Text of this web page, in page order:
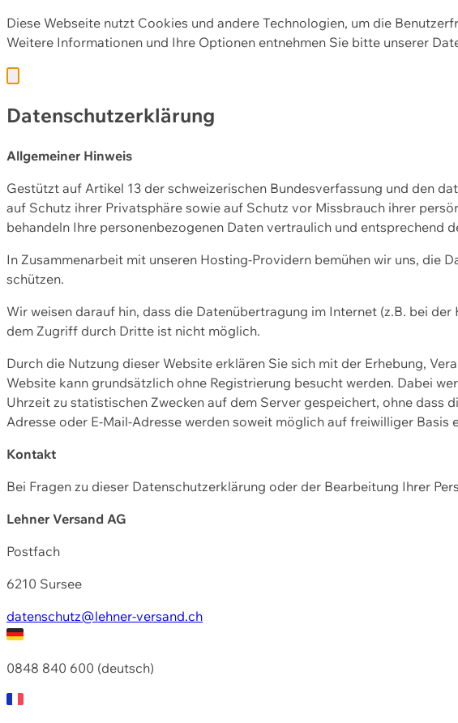
Diese Webseite nutzt Cookies und andere Technologien, um die
Weitere Informationen und Ihre Optionen entnehmen Sie bitte unserer
Datenschutzerklärung
Allgemeiner Hinweis
Gestützt auf Artikel 13 der schweizerischen Bundesverfassung und den
auf Schutz ihrer Privatsphäre sowie auf Schutz vor Missbrauch ihrer
behandeln Ihre personenbezogenen Daten vertraulich und
In Zusammenarbeit mit unseren Hosting-Providern bemühen wir uns, die
schützen.
Wir weisen darauf hin, dass die Datenübertragung im Internet (z.B. bei
dem Zugriff durch Dritte ist nicht möglich.
Durch die Nutzung dieser Website erklären Sie sich mit der Erhebung,
Website kann grundsätzlich ohne Registrierung besucht werden. Dabei
Uhrzeit zu statistischen Zwecken auf dem Server gespeichert, ohne dass
Adresse oder E-Mail-Adresse werden soweit möglich auf freiwilliger
Kontakt
Bei Fragen zu dieser Datenschutzerklärung oder der Bearbeitung Ihrer
Lehner Versand AG
Postfach
6210 Sursee
datenschutz@lehner-versand.ch
0848 840 600 (deutsch)